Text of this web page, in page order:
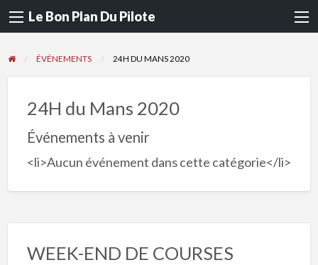
Le Bon Plan Du Pilote
ÉVÉNEMENTS 24H DU MANS 2020
24H du Mans 2020
Événements à venir
<li>Aucun événement dans cette catégorie</li>
WEEK-END DE COURSES